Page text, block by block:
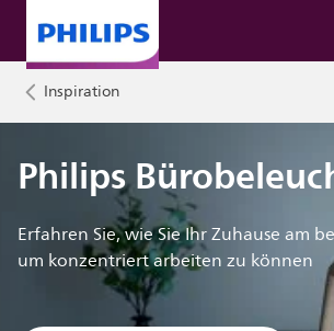
Inspiration
Philips
Erfahren Sie, wie Sie Ihr Zuhause am
um konzentriert arbeiten zu können